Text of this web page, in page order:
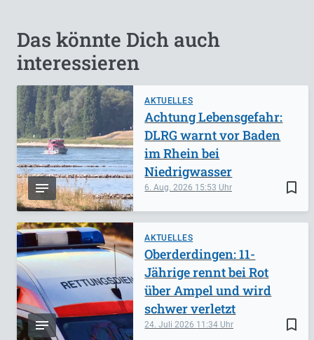
Das könnte Dich auch
interessieren
AKTUELLES
bookmark_border
6. Aug. 2026 15:53
Achtung Lebensgefahr:
DLRG warnt vor Baden
im Rhein bei
Niedrigwasser
AKTUELLES
bookmark_border
24. Juli 2026 11:34
Oberderdingen: 11-
Jährige rennt bei Rot
über Ampel und wird
schwer verletzt